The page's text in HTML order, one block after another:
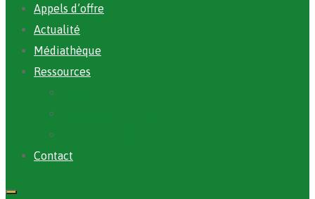
Appels d’offre
Actualité
Médiathèque
Ressources
Contact